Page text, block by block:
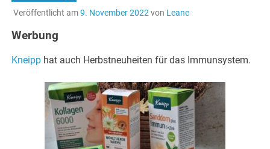
Veröffentlicht am9. November 2022 von Leane
Werbung
Kneipp hat auch Herbstneuheiten für das Immunsystem.